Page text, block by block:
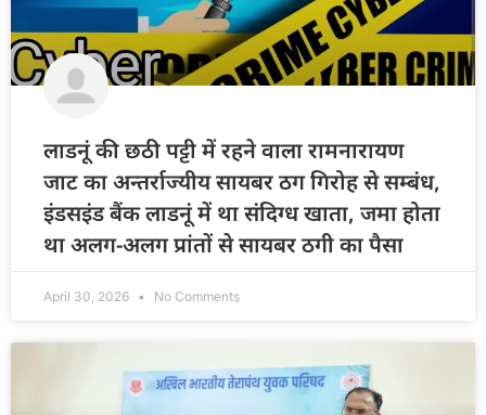
लाडनूं की छठी पट्टी में रहने वाला रामनारायण
जाट का अन्तर्राज्यीय सायबर ठग गिरोह से सम्बंध,
इंडसइंड बैंक लाडनूं में था संदिग्ध खाता, जमा होता
था अलग-अलग प्रांतों से सायबर ठगी का पैसा
April 30, 2026 No Comments